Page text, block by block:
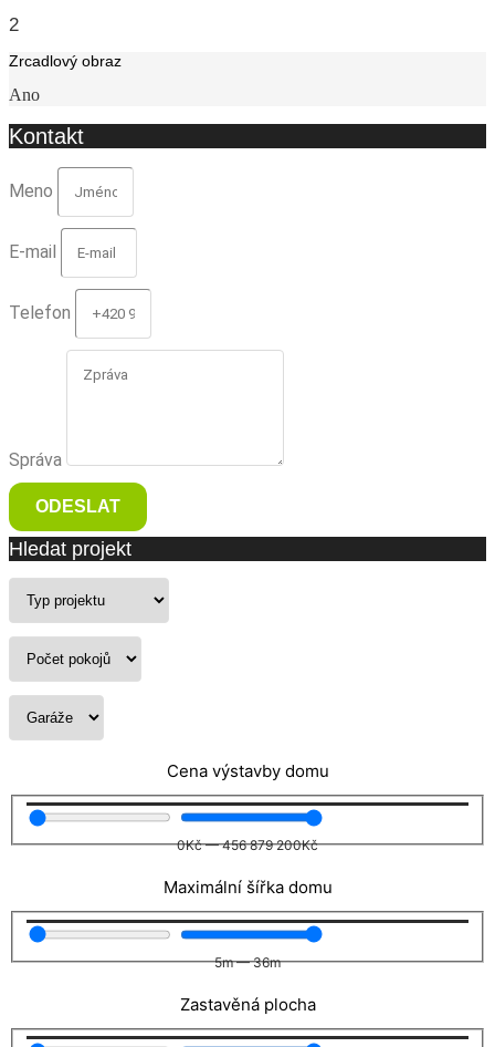
2
Zrcadlový obraz
Ano
Kontakt
Meno
E-mail
Telefon
Správa
ODESLAT
Hledat projekt
Cena výstavby domu
0Kč—456 879 200Kč
Maximální šířka domu
5m—36m
Zastavěná plocha